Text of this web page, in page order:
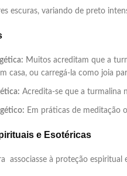
escuras, variando de preto
Muitos acreditam que a
casa, ou carregá-la como joia
Acredita-se que a turmalina
Em práticas de meditação
e Esotéricas
associasse à proteção espiritual